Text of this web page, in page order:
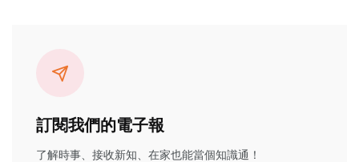
訂閱我們的電子報
了解時事、接收新知、在家也能當個知識通！